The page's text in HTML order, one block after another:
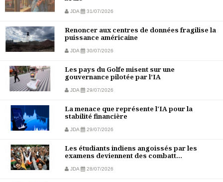
JDA 31/07/2026
Renoncer aux centres de données fragilise la
puissance américaine
JDA 30/07/2026
Les pays du Golfe misent sur une
gouvernance pilotée par l’IA
JDA 29/07/2026
La menace que représente l'IA pour la
stabilité financière
JDA 29/07/2026
Les étudiants indiens angoissés par les
examens deviennent des combatt...
JDA 28/07/2026